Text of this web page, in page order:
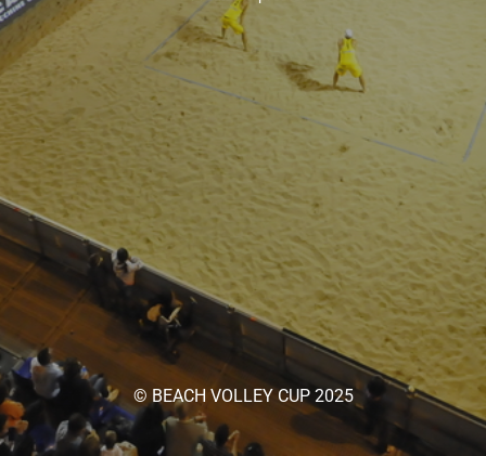
© BEACH VOLLEY CUP 2025